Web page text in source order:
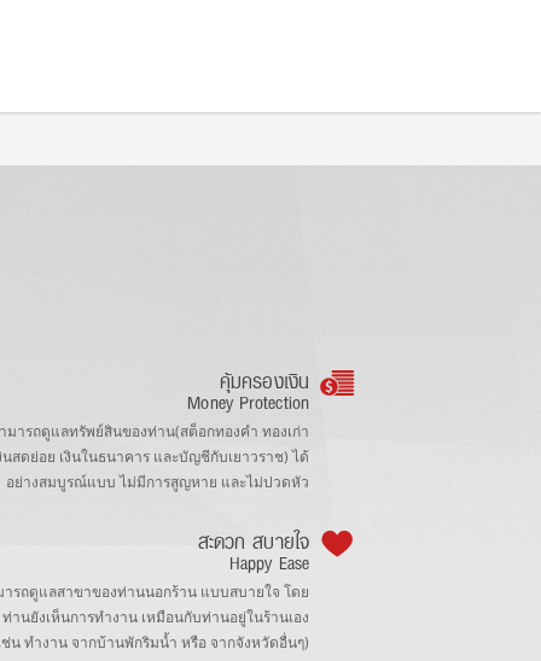
คุ้มครองเงิน
Money Protection
มารถดูแลทรัพย์สินของท่าน(สต็อกทองคำ ทองเก่า
นสดย่อย เงินในธนาคาร และบัญชีกับเยาวราช) ได้
อย่างสมบูรณ์แบบ ไม่มีการสูญหาย และไม่ปวดหัว
สะดวก สบายใจ
Happy Ease
ารถดูแลสาขาของท่านนอกร้าน แบบสบายใจ โดย
ท่านยังเห็นการทำงาน เหมือนกับท่านอยู่ในร้านเอง
ช่น ทำงาน จากบ้านพักริมน้ำ หรือ จากจังหวัดอื่นๆ)